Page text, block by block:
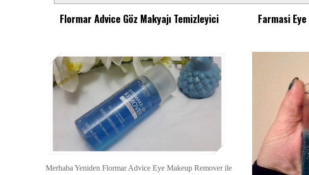
Flormar Advice Göz Makyajı Temizleyici
Merhaba Yeniden Flormar Advice Eye Makeup Remover ile
Farmasi